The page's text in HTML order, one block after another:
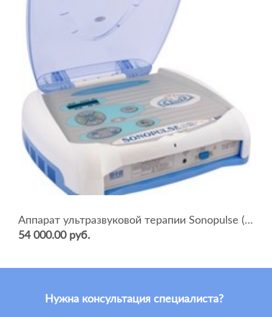
Аппарат ультразвуковой терапии Sonopulse (мультичастотный 1 и 3 Мгц)
54 000.00 руб.
Нужна консультация специалиста?